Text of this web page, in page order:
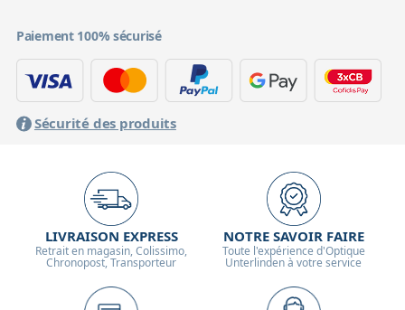
Paiement 100% sécurisé
Sécurité des produits
LIVRAISON EXPRESS
Retrait en magasin, Colissimo,
Chronopost, Transporteur
NOTRE SAVOIR FAIRE
Toute l'expérience d'Optique
Unterlinden à votre service